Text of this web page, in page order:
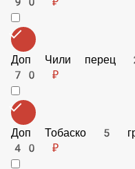
40 ₽
Доп Ананас 70 гр
90 ₽